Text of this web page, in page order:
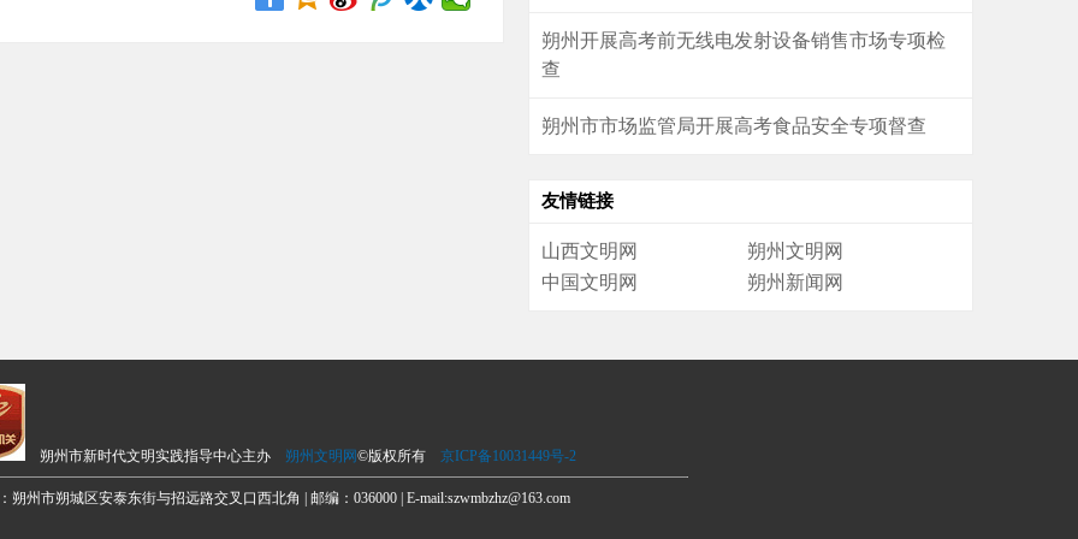
朔州开展高考前无线电发射设备销售市场专项检
查
朔州市市场监管局开展高考食品安全专项督查
友情链接
山西文明网
朔州文明网
中国文明网
朔州新闻网
朔州市新时代文明实践指导中心主办 朔州文明网©版权所有 京ICP备10031449号-2
朔州市朔城区安泰东街与招远路交叉口西北角 | 邮编：036000 | E-mail:szwmbzhz@163.com